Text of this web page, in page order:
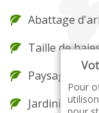
Abattage
Taille de
Paysagiste
Jardinier
Pour